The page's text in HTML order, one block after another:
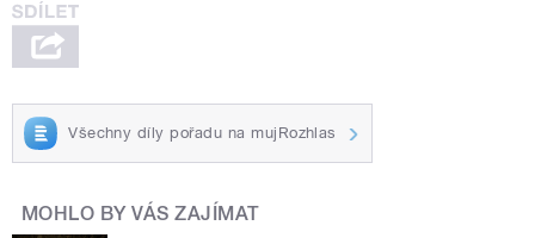
Všechny díly pořadu na mujRozhlas
MOHLO BY VÁS ZAJÍMAT